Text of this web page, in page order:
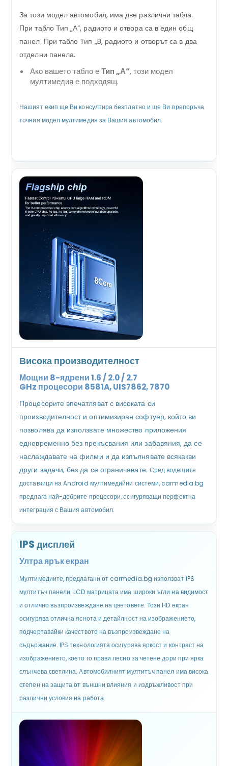
За този модел автомобил, има две различни табла.
При табло Тип „А“, радиото и отвора са в един общ
панел. При табло Тип „B, радиото и отворът са в два
отделни панела.
Ако вашето табло еТип „А“, този модел
мултимедия е подходящ.
Нашият екип ще Ви консултира безплатно и ще Ви препоръча
точния модел мултимедия за Вашия автомобил.
Висока производителност
Мощни 8-ядрени 1.6 / 2.0 / 2.7
GHz процесори 8581A, UIS7862, 7870
Процесорите впечатляват с високата си
производителност и оптимизиран софтуер, който ви
позволява да използвате множество приложения
едновременно без прекъсвания или забавяния, да се
наслаждавате на филми и да изпълнявате всякакви
други задачи, без да се ограничавате. Сред водещите
доставчици на Android мултимедийни системи, carmedia.bg
предлага най-добрите процесори, осигуряващи перфектна
интеграция с Вашия автомобил.
IPS дисплей
Ултра ярък екран
Мултимедиите, предлагани от carmedia.bg използват IPS
мултитъч панели. LCD матрицата има широки ъгли на видимост
и отлично възпроизвеждане на цветовете. Този HD екран
осигурява отлична яснота и детайлност на изображението,
подчертавайки качеството на възпроизвеждане на
съдържание. IPS технологията осигурява яркост и контраст на
изображението, което го прави лесно за четене дори при ярка
слънчева светлина. Автомобилният мултитъч панел има висока
степен на защита от външни влияния и издръжливост при
различни условия на работа.